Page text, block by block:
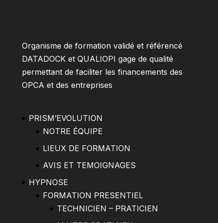
Organisme de formation validé et référencé
DATADOCK et QUALIOPI gage de qualité
permettant de faciliter les financements des
OPCA et des entreprises
PRISM’EVOLUTION
NOTRE ÉQUIPE
LIEUX DE FORMATION
AVIS ET TEMOIGNAGES
HYPNOSE
FORMATION PRESENTIEL
TECHNICIEN – PRATICIEN